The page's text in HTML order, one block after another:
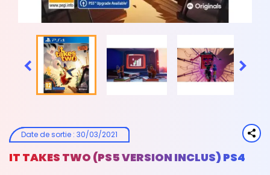
 
Date de sortie : 30/03/2021
IT TAKES TWO (PS5 VERSION INCLUS) PS4